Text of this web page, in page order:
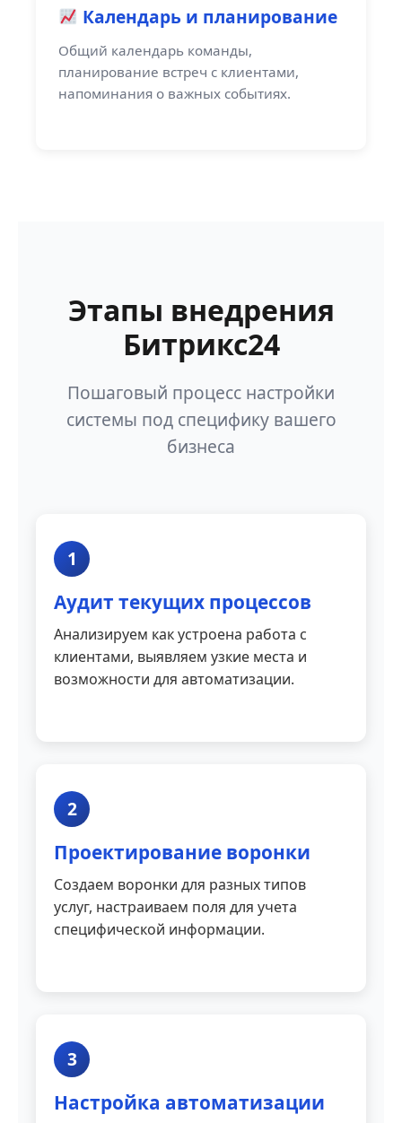
Календарь и планирование
Общий календарь команды,
планирование встреч с клиентами,
напоминания о важных событиях.
Этапы внедрения
Битрикс24
Пошаговый процесс настройки
системы под специфику вашего
бизнеса
1
Аудит текущих процессов
Анализируем как устроена работа с
клиентами, выявляем узкие места и
возможности для автоматизации.
2
Проектирование воронки
Создаем воронки для разных типов
услуг, настраиваем поля для учета
специфической информации.
3
Настройка автоматизации